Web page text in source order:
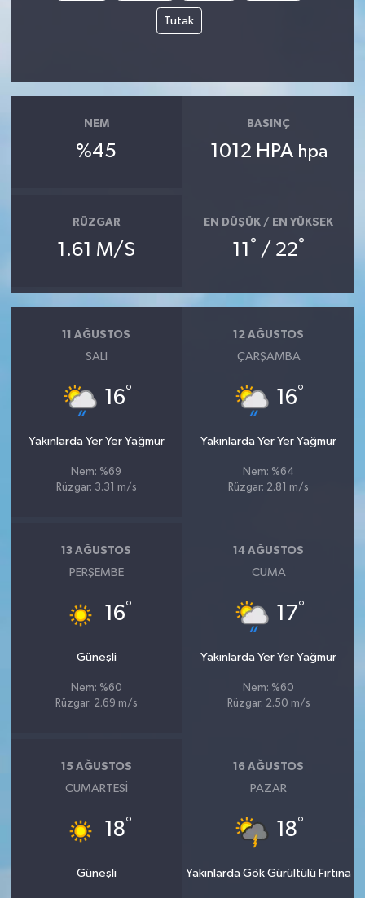
Tutak
NEM
%45
BASINÇ
1012 HPA hpa
RÜZGAR
1.61 M/S
EN DÜŞÜK / EN YÜKSEK
11 ° / 22°
11 AĞUSTOS
SALI
16°
Yakınlarda Yer Yer Yağmur
Nem: %69
Rüzgar: 3.31 m/s
12 AĞUSTOS
ÇARŞAMBA
16°
Yakınlarda Yer Yer Yağmur
Nem: %64
Rüzgar: 2.81 m/s
13 AĞUSTOS
PERŞEMBE
16°
Güneşli
Nem: %60
Rüzgar: 2.69 m/s
14 AĞUSTOS
CUMA
17°
Yakınlarda Yer Yer Yağmur
Nem: %60
Rüzgar: 2.50 m/s
15 AĞUSTOS
CUMARTESI
18°
Güneşli
16 AĞUSTOS
PAZAR
18°
Yakınlarda Gök Gürültülü Fırtına